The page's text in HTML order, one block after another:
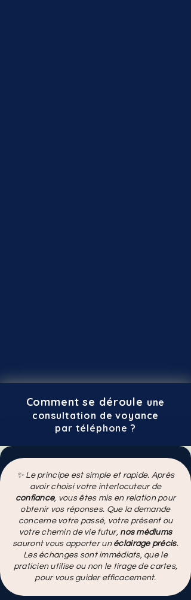
Comment se déroule une
consultation de voyance
par téléphone ?
✨ Le principe est simple et rapide. Après
avoir choisi votre interlocuteur de
confiance, vous êtes mis en relation pour
obtenir vos réponses. Que la demande
concerne votre passé, votre présent ou
votre chemin de vie futur, nos médiums
sauront vous apporter un éclairage précis.
Les échanges sont immédiats, que le
praticien utilise ou non le tirage de cartes,
pour vous guider efficacement.